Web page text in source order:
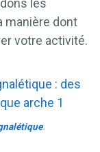
manière dont
votre activité.
.